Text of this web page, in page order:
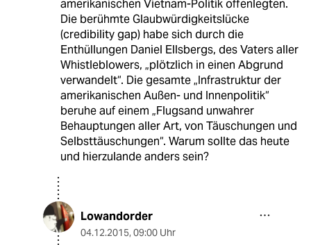
amerikanischen Vietnam-Politik offenlegten.
Die berühmte Glaubwürdigkeitslücke
(credibility gap) habe sich durch die
Enthüllungen Daniel Ellsbergs, des Vaters aller
Whistleblowers, „plötzlich in einen Abgrund
verwandelt“. Die gesamte „Infrastruktur der
amerikanischen Außen- und Innenpolitik“
beruhe auf einem „Flugsand unwahrer
Behauptungen aller Art, von Täuschungen und
Selbsttäuschungen“. Warum sollte das heute
und hierzulande anders sein?
Lowandorder
04.12.2015, 09:00 Uhr